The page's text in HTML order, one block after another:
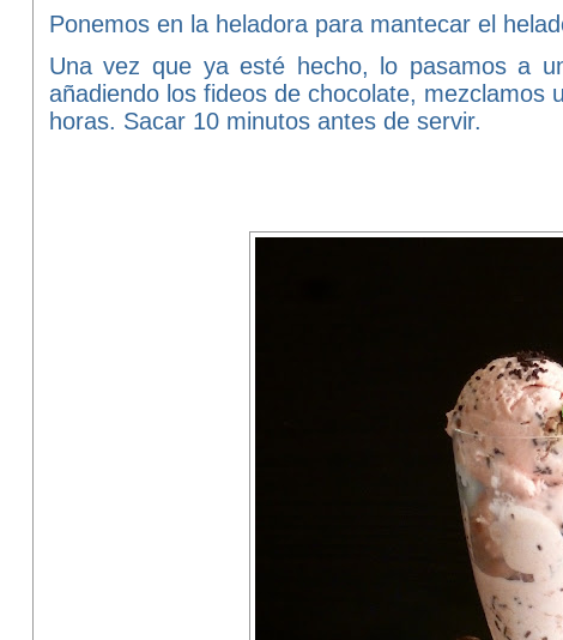
Ponemos en la heladora para mantecar el
Una vez que ya esté hecho, lo pasamos a
añadiendo los fideos de chocolate,
horas. Sacar 10 minutos antes de servir.